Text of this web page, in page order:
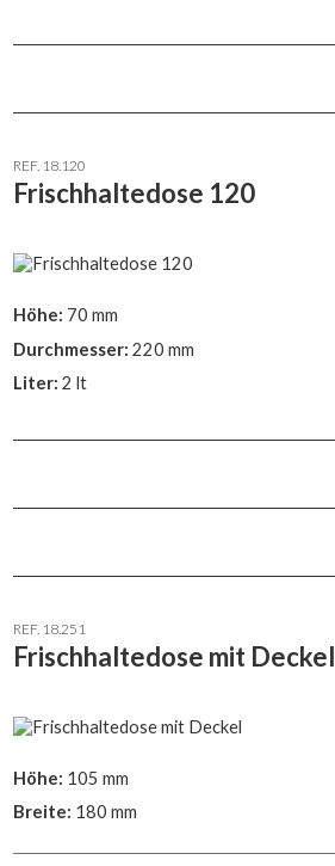
REF. 18.120
Frischhaltedose 120
Höhe: 70 mm
Durchmesser: 220 mm
Liter: 2 lt
REF. 18.251
Frischhaltedose mit Deckel
Höhe: 105 mm
Breite: 180 mm